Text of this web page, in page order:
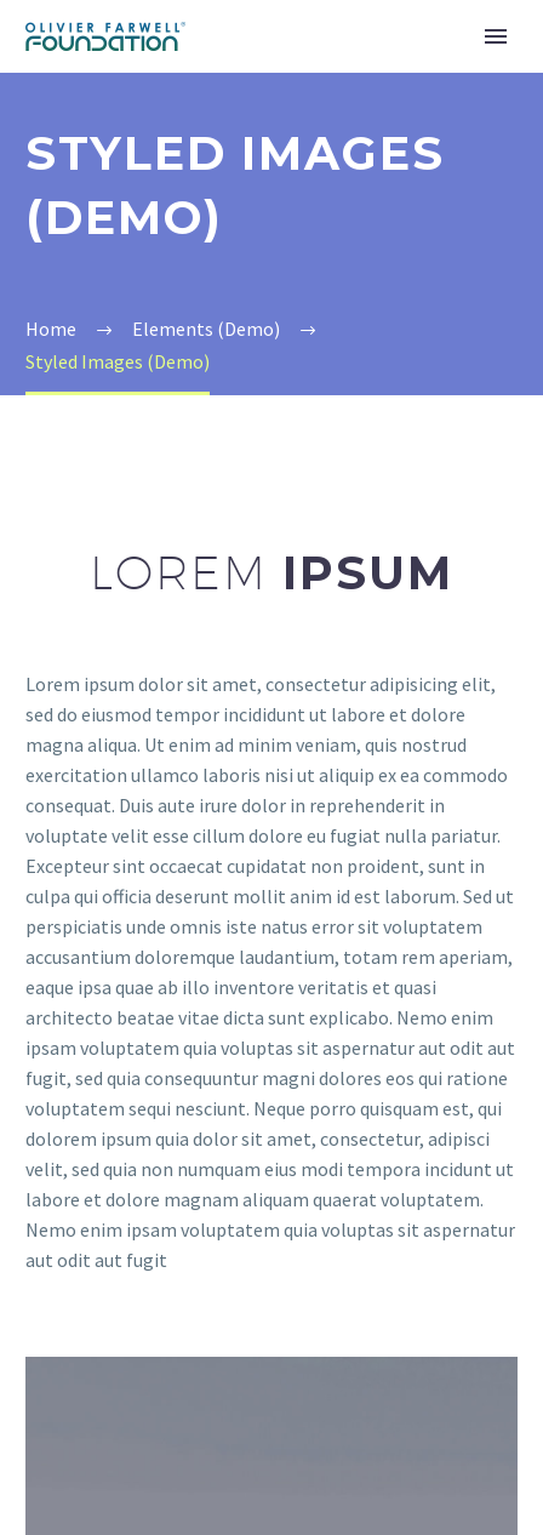
STYLED IMAGES
(DEMO)
Home
Elements (Demo)
Styled Images (Demo)
LOREM IPSUM
Lorem ipsum dolor sit amet, consectetur adipisicing elit,
sed do eiusmod tempor incididunt ut labore et dolore
magna aliqua. Ut enim ad minim veniam, quis nostrud
exercitation ullamco laboris nisi ut aliquip ex ea commodo
consequat. Duis aute irure dolor in reprehenderit in
voluptate velit esse cillum dolore eu fugiat nulla pariatur.
Excepteur sint occaecat cupidatat non proident, sunt in
culpa qui officia deserunt mollit anim id est laborum. Sed ut
perspiciatis unde omnis iste natus error sit voluptatem
accusantium doloremque laudantium, totam rem aperiam,
eaque ipsa quae ab illo inventore veritatis et quasi
architecto beatae vitae dicta sunt explicabo. Nemo enim
ipsam voluptatem quia voluptas sit aspernatur aut odit aut
fugit, sed quia consequuntur magni dolores eos qui ratione
voluptatem sequi nesciunt. Neque porro quisquam est, qui
dolorem ipsum quia dolor sit amet, consectetur, adipisci
velit, sed quia non numquam eius modi tempora incidunt ut
labore et dolore magnam aliquam quaerat voluptatem.
Nemo enim ipsam voluptatem quia voluptas sit aspernatur
aut odit aut fugit